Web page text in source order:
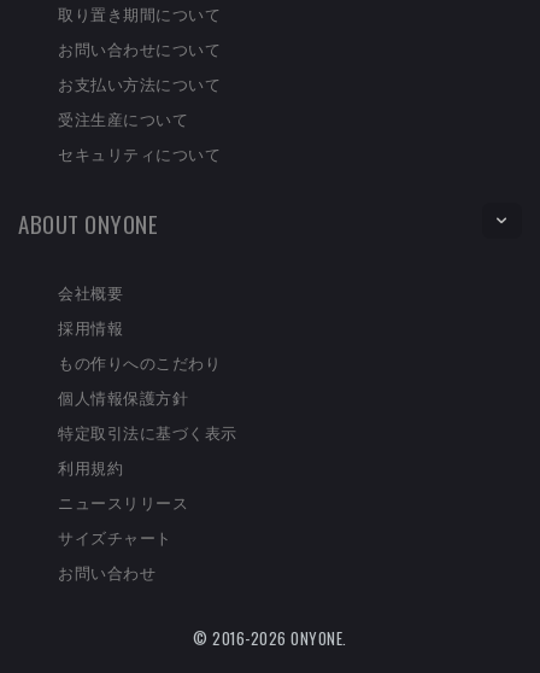
取り置き期間について
お問い合わせについて
お支払い方法について
受注生産について
セキュリティについて
ABOUT ONYONE
会社概要
採用情報
もの作りへのこだわり
個人情報保護方針
特定取引法に基づく表示
利用規約
ニュースリリース
サイズチャート
お問い合わせ
© 2016-2026 ONYONE.